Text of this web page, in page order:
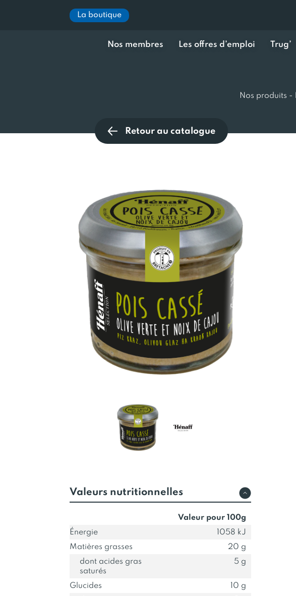
La boutique
Nos membres Les offres d’emploi Trug’
Nos produits -
Retour au catalogue
Valeurs nutritionnelles
Valeur pour 100g
Énergie
1058 kJ
Matières grasses
20 g
dont acides gras
saturés
5 g
Glucides
10 g